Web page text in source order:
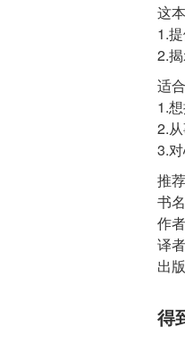
这
1.
2.
适
1.
2.
3.
推
书
作
译
出
得